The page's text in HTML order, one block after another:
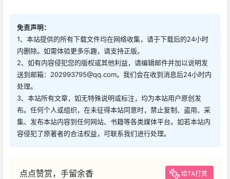
免责声明：
1、本站提供的所有下载文件均在网络收集，请于下载后的24小时
内删除。如需体验更多乐趣，请支持正版。
2、如有内容侵犯您的版权或其他利益，请编辑邮件并加以说明发
送到邮箱：202993795@qq.com。我们会在收到消息后24小时内
处理。
3、本站所有文章，如无特殊说明或标注，均为本站用户原创发
布。任何个人或组织，在未征得本站同意时，禁止复制、盗用、采
集、发布本站内容到任何网站、书籍等各类媒体平台。如若本站内
容侵犯了原著者的合法权益，可联系我们进行处理。
点点赞赏，手留余香 给TA打赏